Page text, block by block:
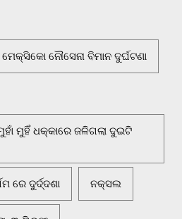
ନୌସେନା ବିମାନ ଦୁର୍ଘଟଣା
ମୁହିଁ ଧକ୍କାରେ ଜଳିଗଲା ଦୁଇଟି
ରେ ଦୁର୍ଦ୍ଦଶା ନକ୍ସଲ